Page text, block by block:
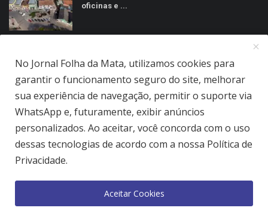
oficinas e ...
Jornal Folha da Mata Ltda © 2026 - Todos direitos reservados.
Quem Somos
Política de Privacidade
No Jornal Folha da Mata, utilizamos cookies para
garantir o funcionamento seguro do site, melhorar
sua experiência de navegação, permitir o suporte via
WhatsApp e, futuramente, exibir anúncios
personalizados. Ao aceitar, você concorda com o uso
dessas tecnologias de acordo com a nossa Política de
Privacidade.
Aceitar Cookies